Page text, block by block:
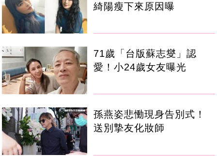
綺陽瘦下來原因曝
71歲「台版蘇志燮」認
愛！小24歲女友曝光
孫燕姿悲慟現身告別式！
送別摯友化妝師